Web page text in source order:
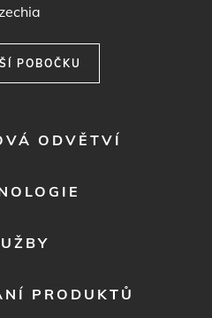
POBOČKU
ODVĚTVÍ
PRODUKTŮ